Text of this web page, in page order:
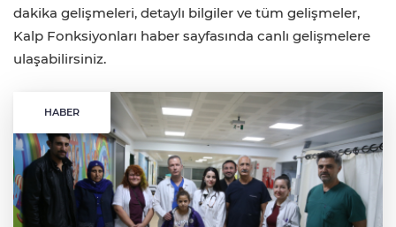
dakika gelişmeleri, detaylı bilgiler ve tüm gelişmeler,
Kalp Fonksiyonları haber sayfasında canlı gelişmelere
ulaşabilirsiniz.
HABER